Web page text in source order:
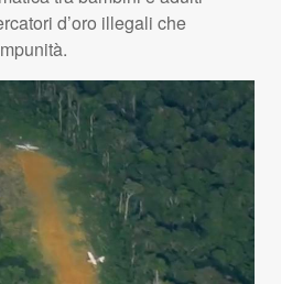
d’oro illegali che